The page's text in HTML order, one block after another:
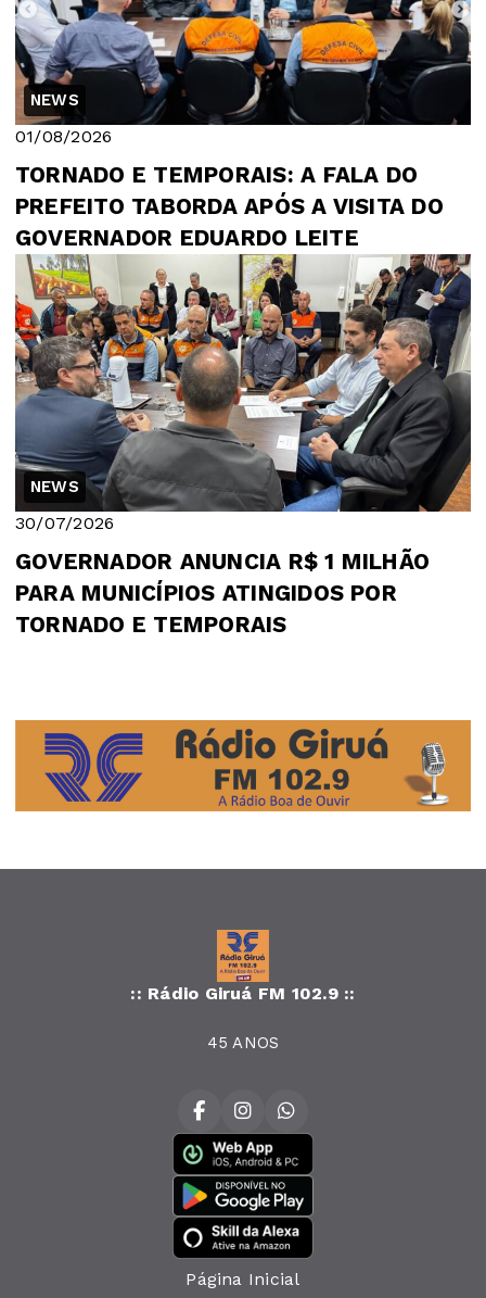
NEWS
01/08/2026
TORNADO E TEMPORAIS: A FALA DO
PREFEITO TABORDA APÓS A VISITA DO
GOVERNADOR EDUARDO LEITE
NEWS
30/07/2026
GOVERNADOR ANUNCIA R$ 1 MILHÃO
PARA MUNICÍPIOS ATINGIDOS POR
TORNADO E TEMPORAIS
:: Rádio Giruá FM 102.9 ::
45 ANOS
Página Inicial